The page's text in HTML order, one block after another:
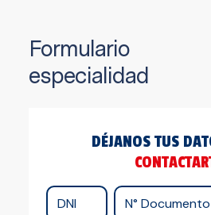
Formulario
especialidad